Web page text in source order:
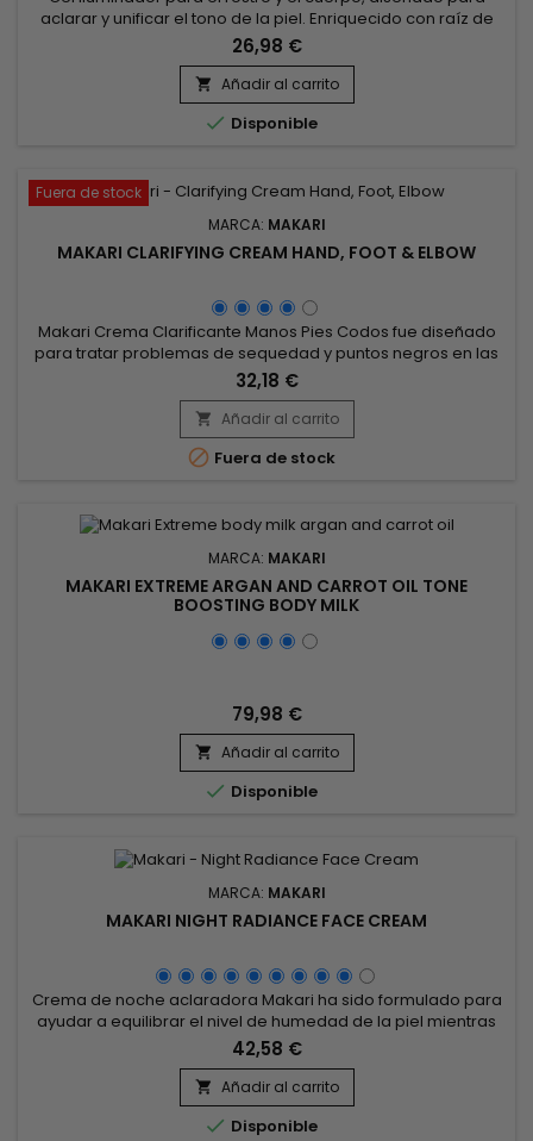
aclarar y unificar el tono de la piel. Enriquecido con raíz de
regaliz, aceite de zanahoria, ácido cítrico, ácido ascórbico y
extracto de raíz de morera, este gel iluminador de Makari
Exclusive penetra rápidamente para hidratar y revitalizar,
aclarar, reafirmar la piel y unificar el tono. El Gel...
26,98 €
 Añadir al carrito
 Disponible
Fuera de stock
MARCA: MAKARI
MAKARI CLARIFYING CREAM HAND, FOOT & ELBOW
Makari Crema Clarificante Manos Pies Codos fue diseñado
para tratar problemas de sequedad y puntos negros en las
manos, pies, rodillas y codos.&nbsp; Ilumina, hidrata y
nutre.&nbsp; Su fórmula penetra fácilmente en la piel para
ayudar a iluminar y unir áreas rebeldes como articulaciones,
dedos, codos y rodillas.
32,18 €
 Añadir al carrito
 Fuera de stock
MARCA: MAKARI
MAKARI EXTREME ARGAN AND CARROT OIL TONE
BOOSTING BODY MILK
79,98 €
 Añadir al carrito
 Disponible
MARCA: MAKARI
MAKARI NIGHT RADIANCE FACE CREAM
Crema de noche aclaradora Makari ha sido formulado para
ayudar a equilibrar el nivel de humedad de la piel mientras
elimina las manchas oscuras y las imperfecciones. Makari
Lightening Night Cream regula la producción de sebo y
reduce las manchas oscuras.&nbsp; Su alto contenido en
activos aclarantes proporciona resultados rápidos y
prolongados.&nbsp;...
42,58 €
 Añadir al carrito
 Disponible